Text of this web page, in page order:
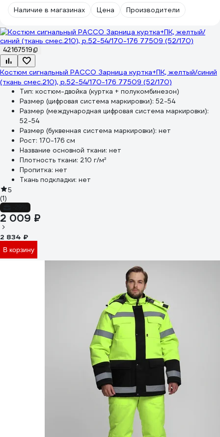
Наличие в магазинах Цена Производители
42167519
Костюм сигнальный РАССО Зарница куртка+ПК, желтый/синий
(ткань смес.210), р.52-54/170-176 77509 (52/170)
Тип: костюм-двойка (куртка + полукомбинезон)
Размер (цифровая система маркировки): 52-54
Размер (международная цифровая система маркировки):
52-54
Размер (буквенная система маркировки): нет
Рост: 170-176 см
Название основной ткани: нет
Плотность ткани: 210 г/м²
Пропитка: нет
Ткань подкладки: нет
5
(1)
2 009 ₽
2 834 ₽
В корзину